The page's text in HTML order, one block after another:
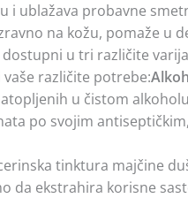
i ublažava probavne
na kožu, pomaže u
u tri različite
različite potrebe:
u čistom
po svojim
tinktura majčine
da ekstrahira korisne